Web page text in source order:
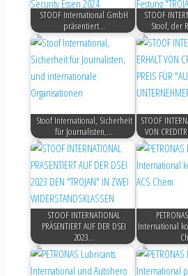
STOOF International GmbH
präsentiert…
STOOF
Stoof, der
Stoof International, Sicherheit
für Journalisten,…
STOOF
VON
STOOF INTERNATIONAL
PRÄSENTIERT AUF DER DSEI
2023…
International